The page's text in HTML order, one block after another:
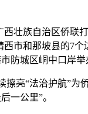
族自治区侨联
市和那坡县的7
防城区峒中口岸
“法治护航”为侨
一公里”。